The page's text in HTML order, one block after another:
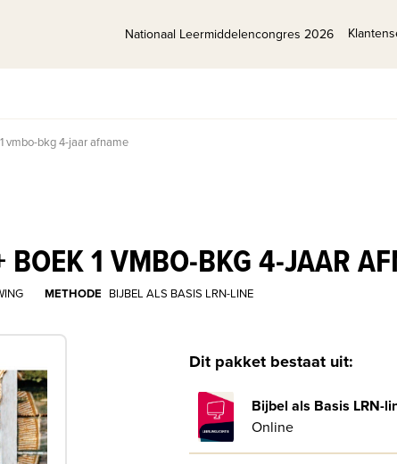
Nationaal Leermiddelencongres 2026
vmbo-bkg 4-jaar afname
1 VMBO-BKG 4-JAAR
METHODE BIJBEL ALS BASIS LRN-LINE
Dit pakket bestaat uit:
Bijbel als Basis LRN-
Online